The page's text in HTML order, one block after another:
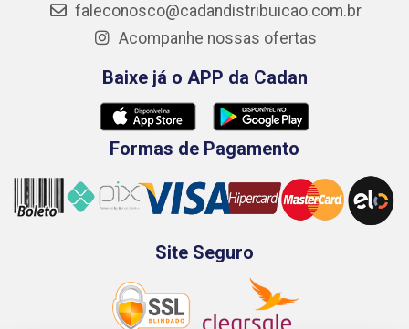
faleconosco@cadandistribuicao.com.br
Acompanhe nossas ofertas
Baixe já o APP da Cadan
Formas de Pagamento
Site Seguro